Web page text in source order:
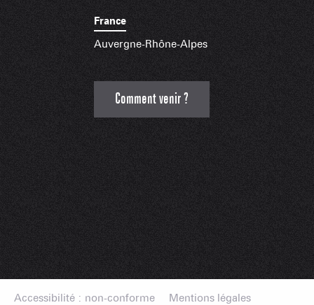
France
Auvergne-Rhône-Alpes
Comment venir ?
Accessibilité : non-conforme Mentions légales